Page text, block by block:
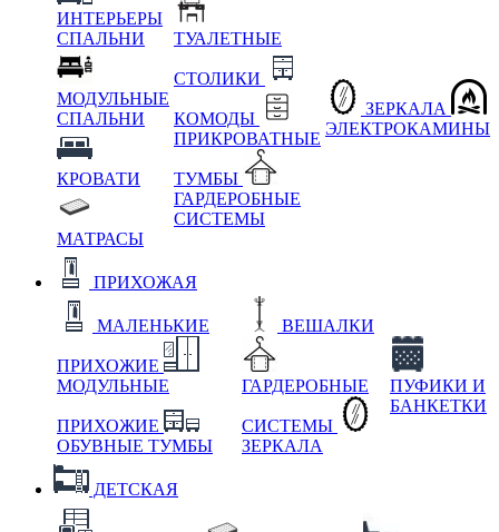
ИНТЕРЬЕРЫ
СПАЛЬНИ
МОДУЛЬНЫЕ
СПАЛЬНИ
КРОВАТИ
МАТРАСЫ
ТУАЛЕТНЫЕ
СТОЛИКИ
КОМОДЫ
ПРИКРОВАТНЫЕ
ТУМБЫ
ГАРДЕРОБНЫЕ
СИСТЕМЫ
ЗЕРКАЛА
ЭЛЕКТРОКАМИНЫ
ПРИХОЖАЯ
МАЛЕНЬКИЕ
ПРИХОЖИЕ
МОДУЛЬНЫЕ
ПРИХОЖИЕ
ОБУВНЫЕ ТУМБЫ
ВЕШАЛКИ
ГАРДЕРОБНЫЕ
СИСТЕМЫ
ЗЕРКАЛА
ПУФИКИ И
БАНКЕТКИ
ДЕТСКАЯ